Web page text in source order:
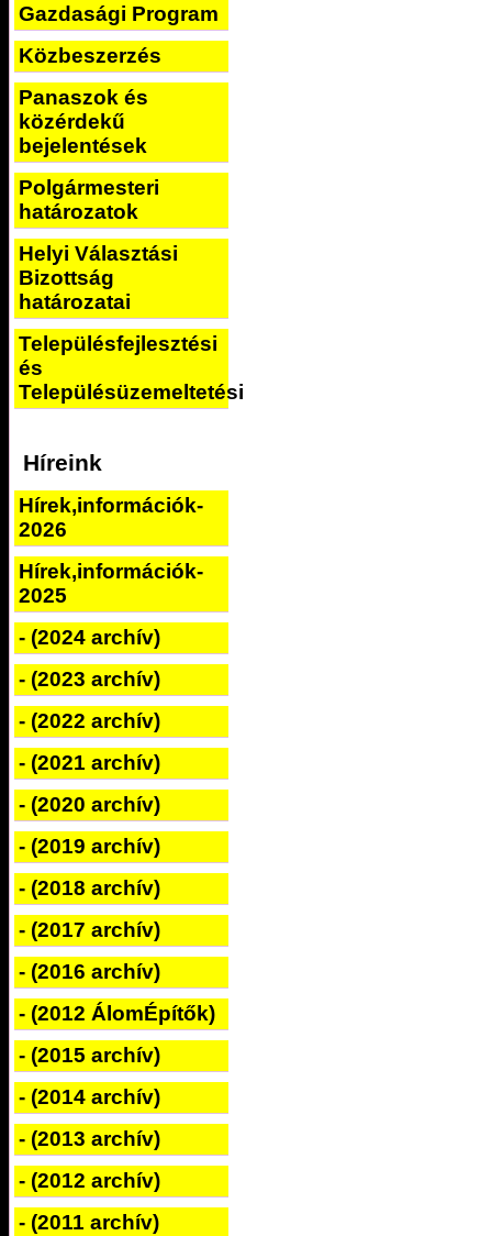
Gazdasági Program
Közbeszerzés
Panaszok és
közérdekű
bejelentések
Polgármesteri
határozatok
Helyi Választási
Bizottság
határozatai
Településfejlesztési
és
Településüzemeltetési
Híreink
Hírek,információk-
2026
Hírek,információk-
2025
- (2024 archív)
- (2023 archív)
- (2022 archív)
- (2021 archív)
- (2020 archív)
- (2019 archív)
- (2018 archív)
- (2017 archív)
- (2016 archív)
- (2012 ÁlomÉpítők)
- (2015 archív)
- (2014 archív)
- (2013 archív)
- (2012 archív)
- (2011 archív)